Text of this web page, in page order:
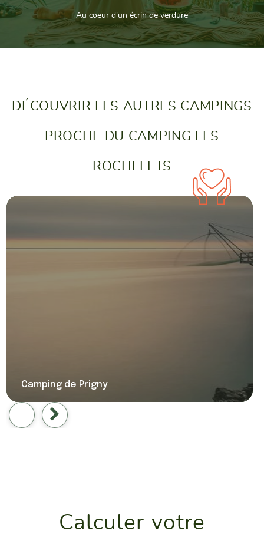
Au coeur d'un écrin de verdure
DÉCOUVRIR LES AUTRES CAMPINGS
PROCHE DU CAMPING LES
ROCHELETS
Camping de Prigny
Calculer votre